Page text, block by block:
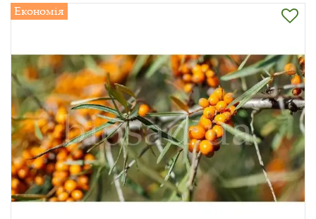
Економія